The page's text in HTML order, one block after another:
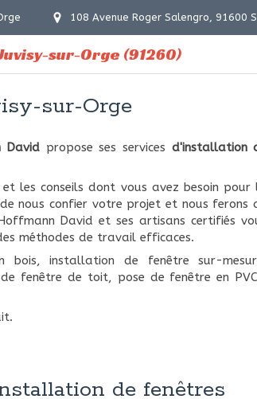
108 Avenue Roger Salengro, 91600
sur-Orge (91260)
sur-Orge
David propose ses services d'installation
les conseils dont vous avez besoin pour
nous confier votre projet et nous ferons
David et ses artisans certifiés
méthodes de travail efficaces.
installation de fenêtre sur-
fenêtre de toit, pose de fenêtre en
de fenêtres